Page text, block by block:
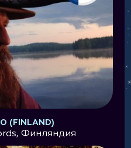
(FINLAND)
Финляндия